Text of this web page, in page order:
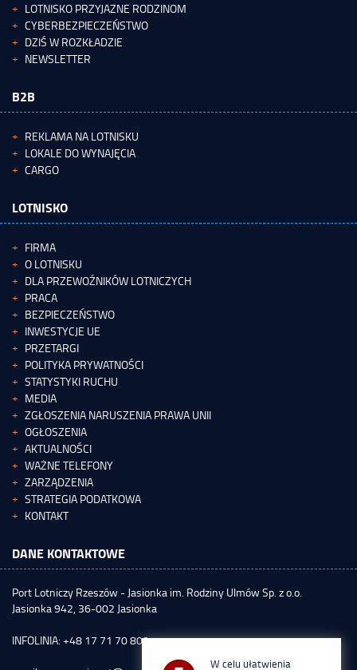
LOTNISKO PRZYJAZNE RODZINOM
CYBERBEZPIECZEŃSTWO
DZIŚ W ROZKŁADZIE
NEWSLETTER
B2B
REKLAMA NA LOTNISKU
LOKALE DO WYNAJĘCIA
CARGO
LOTNISKO
FIRMA
O LOTNISKU
DLA PRZEWOŹNIKÓW LOTNICZYCH
PRACA
BEZPIECZEŃSTWO
INWESTYCJE UE
PRZETARGI
POLITYKA PRYWATNOŚCI
STATYSTYKI RUCHU
MEDIA
ZGŁOSZENIA NARUSZENIA PRAWA UNII
OGŁOSZENIA
AKTUALNOŚCI
WAŻNE TELEFONY
ZARZĄDZENIA
STRATEGIA PODATKOWA
KONTAKT
DANE KONTAKTOWE
Port Lotniczy Rzeszów - Jasionka im. Rodziny Ulmów Sp. z o.o.
Jasionka 942, 36-002 Jasionka
INFOLINIA: +48 17 71 70 800
W celu ułatwienia